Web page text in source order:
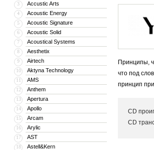
3 Accustic Arts
4 Acoustic Energy
5 Acoustic Signature
6 Acoustic Solid
7 Acoustical Systems
8 Aesthetix
9 Airtech
10 Aktyna Technology
11 AMS
12 Anthem
13 Apertura
14 Apollo
15 Arcam
16 Arylic
17 AST
18 Astell&Kern
Принципы,
что под
принцип
CD
CD